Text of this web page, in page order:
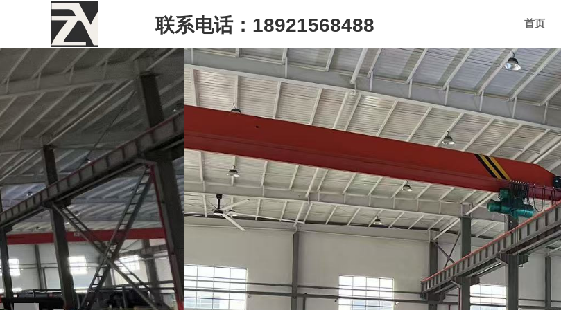
首页
联系电话：18921568488